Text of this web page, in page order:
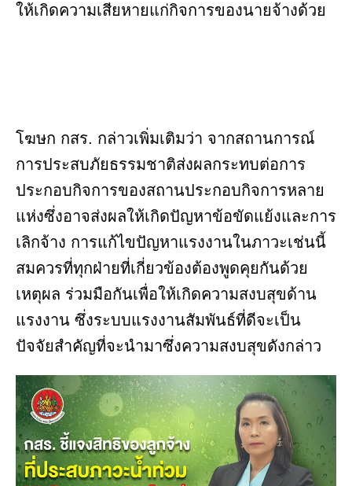
ให้เกิดความเสียหายแก่กิจการของนายจ้างด้วย
โฆษก กสร. กล่าวเพิ่มเติมว่า จากสถานการณ์
การประสบภัยธรรมชาติส่งผลกระทบต่อการ
ประกอบกิจการของสถานประกอบกิจการหลาย
แห่งซึ่งอาจส่งผลให้เกิดปัญหาข้อขัดแย้งและการ
เลิกจ้าง การแก้ไขปัญหาแรงงานในภาวะเช่นนี้
สมควรที่ทุกฝ่ายที่เกี่ยวข้องต้องพูดคุยกันด้วย
เหตุผล ร่วมมือกันเพื่อให้เกิดความสงบสุขด้าน
แรงงาน ซึ่งระบบแรงงานสัมพันธ์ที่ดีจะเป็น
ปัจจัยสำคัญที่จะนำมาซึ่งความสงบสุขดังกล่าว